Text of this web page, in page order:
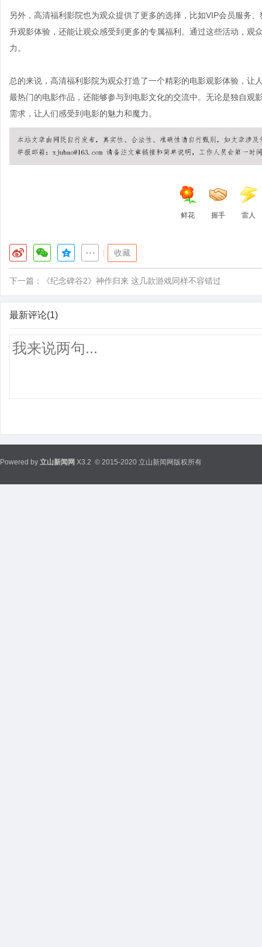
另外，高清福利影院也为观众提供了更多的选择，比如VIP会员服务
升观影体验，还能让观众感受到更多的专属福利。通过这些活动，
力。
总的来说，高清福利影院为观众打造了一个精彩的电影观影体验，
最热门的电影作品，还能够参与到电影文化的交流中。无论是独自观
需求，让人们感受到电影的魅力和魔力。
鲜花 握手 雷人
收藏
下一篇： 《纪念碑谷2》神作归来 这几款游戏同样不容错过
最新评论(1)
Powered by 立山新闻网 X3.2 © 2015-2020 立山新闻网版权所有